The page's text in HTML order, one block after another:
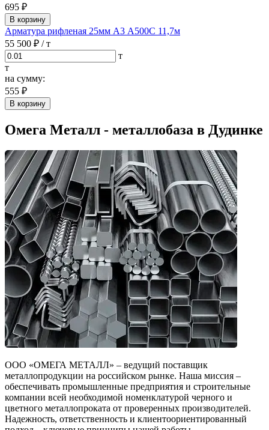
695 ₽
В корзину
Арматура рифленая 25мм А3 А500С 11,7м
55 500 ₽ / т
т
т
на сумму:
555 ₽
В корзину
Омега Металл - металлобаза в Дудинке
ООО «ОМЕГА МЕТАЛЛ» – ведущий поставщик
металлопродукции на российском рынке. Наша миссия –
обеспечивать промышленные предприятия и строительные
компании всей необходимой номенклатурой черного и
цветного металлопроката от проверенных производителей.
Надежность, ответственность и клиентоориентированный